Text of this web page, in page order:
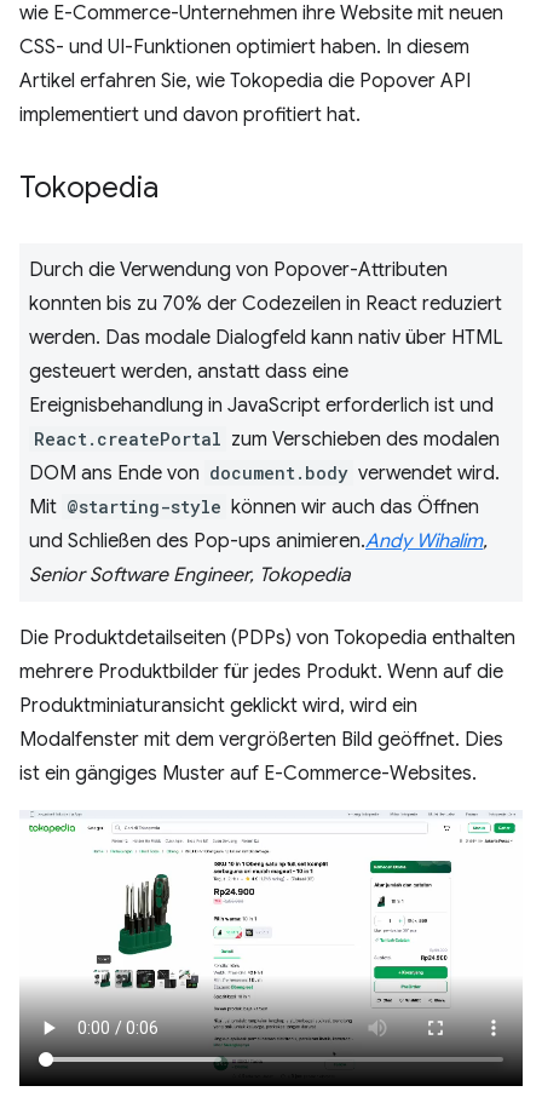
wie E-Commerce-Unternehmen ihre Website mit neuen
CSS- und UI-Funktionen optimiert haben. In diesem
Artikel erfahren Sie, wie Tokopedia die Popover API
implementiert und davon profitiert hat.
Tokopedia
Durch die Verwendung von Popover-Attributen
konnten bis zu 70% der Codezeilen in React reduziert
werden. Das modale Dialogfeld kann nativ über HTML
gesteuert werden, anstatt dass eine
Ereignisbehandlung in JavaScript erforderlich ist und
React.createPortal zum Verschieben des modalen
DOM ans Ende von document.body verwendet wird.
Mit @starting-style können wir auch das Öffnen
und Schließen des Pop-ups animieren.Andy Wihalim,
Senior Software Engineer, Tokopedia
Die Produktdetailseiten (PDPs) von Tokopedia enthalten
mehrere Produktbilder für jedes Produkt. Wenn auf die
Produktminiaturansicht geklickt wird, wird ein
Modalfenster mit dem vergrößerten Bild geöffnet. Dies
ist ein gängiges Muster auf E-Commerce-Websites.